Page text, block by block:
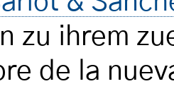
zu ihrem
de la